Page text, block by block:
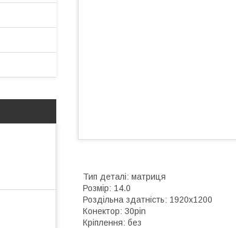
Тип деталі: матриця
Розмір: 14.0
Роздільна здатність: 1920x1200
Конектор: 30pin
Кріплення: без